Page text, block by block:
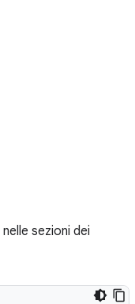
nelle sezioni dei